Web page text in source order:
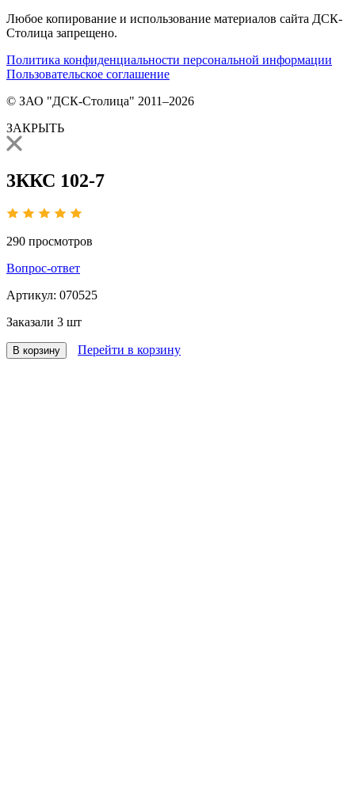
Любое копирование и использование материалов сайта ДСК-
Столица запрещено.
Политика конфиденциальности персональной информации
Пользовательское соглашение
© ЗАО "ДСК-Столица" 2011–2026
ЗАКРЫТЬ
3ККС 102-7
290 просмотров
Вопрос-ответ
Артикул: 070525
Заказали 3 шт
В корзину Перейти в корзину